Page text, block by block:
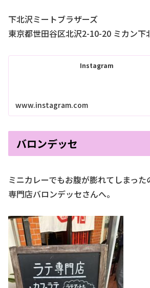
下北沢ミートブラザーズ
東京都世田谷区北沢2-10-20 ミカン下
Instagram
www.instagram.com
バロンデッセ
ミニカレーでもお腹が膨れてしまっ
専門店バロンデッセさんへ。